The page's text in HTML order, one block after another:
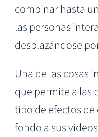
combinar hasta
las personas
desplazándose
Una de las cosas
que permite a las
tipo de efectos
fondo a sus